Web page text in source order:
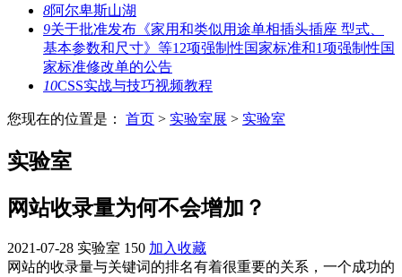
8阿尔卑斯山湖
9关于批准发布《家用和类似用途单相插头插座 型式、
基本参数和尺寸》等12项强制性国家标准和1项强制性国
家标准修改单的公告
10CSS实战与技巧视频教程
您现在的位置是： 首页 > 实验室展 > 实验室
实验室
网站收录量为何不会增加？
2021-07-28 实验室 150 加入收藏
网站的收录量与关键词的排名有着很重要的关系，一个成功的